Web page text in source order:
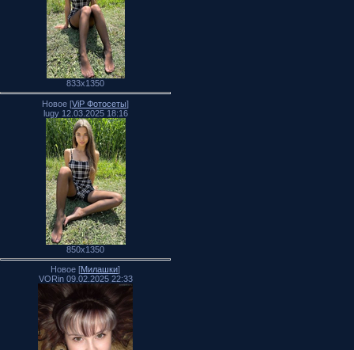
833x1350
Новое [ViP Фотосеты]
lugy 12.03.2025 18:16
850x1350
Новое [Милашки]
VORin 09.02.2025 22:33